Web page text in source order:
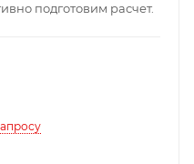
подготовим расчет.